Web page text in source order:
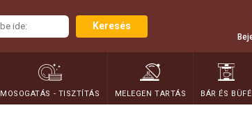
Keresés
MOSOGATÁS - TISZTÍTÁS MELEGEN TARTÁS BÁR ÉS BÜFÉ